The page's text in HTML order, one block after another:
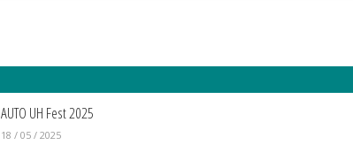
AUTO UH Fest 2025
18 / 05 / 2025